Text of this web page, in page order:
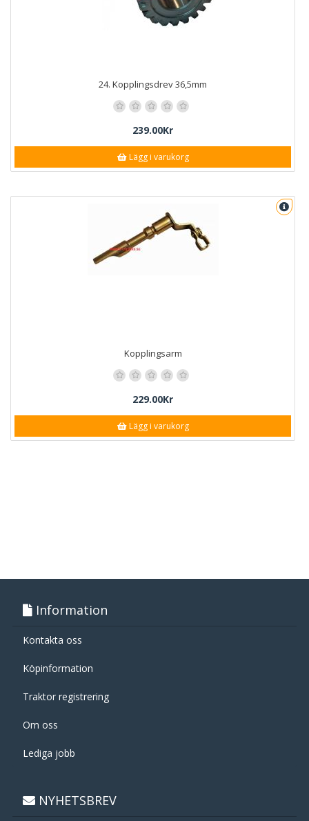
24. Kopplingsdrev 36,5mm
239.00Kr
Lägg i varukorg
Kopplingsarm
229.00Kr
Lägg i varukorg
Information
Kontakta oss
Köpinformation
Traktor registrering
Om oss
Lediga jobb
NYHETSBREV